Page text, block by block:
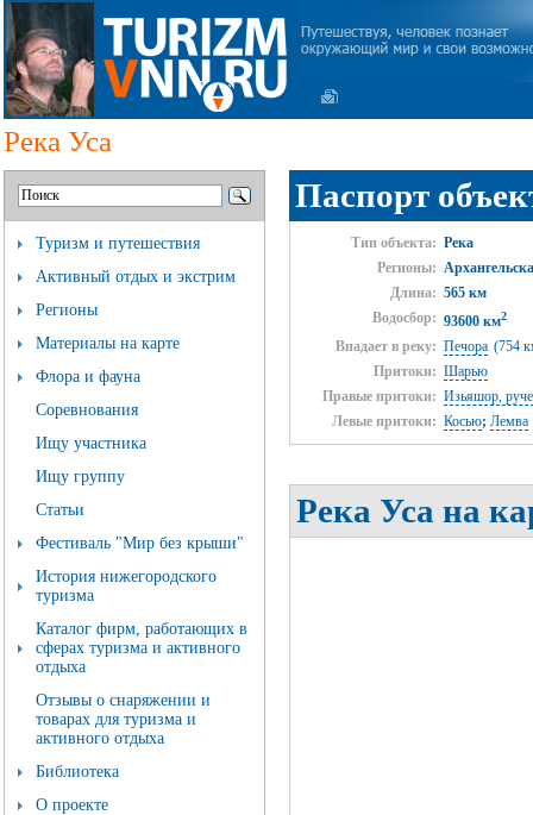
Река Уса
Туризм и путешествия
Активный отдых и экстрим
Регионы
Материалы на карте
Флора и фауна
Соревнования
Ищу участника
Ищу группу
Статьи
Фестиваль "Мир без крыши"
История нижегородского
туризма
Каталог фирм, работающих в
сферах туризма и активного
отдыха
Отзывы о снаряжении и
товарах для туризма и
активного отдыха
Библиотека
О проекте
Паспорт
Тип объекта: Река
Регионы:
Длина: 565 км
Водосбор: 93600 км2
Впадает в реку: Печора (754
Притоки: Шарью
Правые притоки: Изьяшор,
Левые притоки: Косью; Лемва
Река Уса на